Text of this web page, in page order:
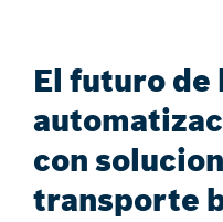
El futuro de
con
transporte